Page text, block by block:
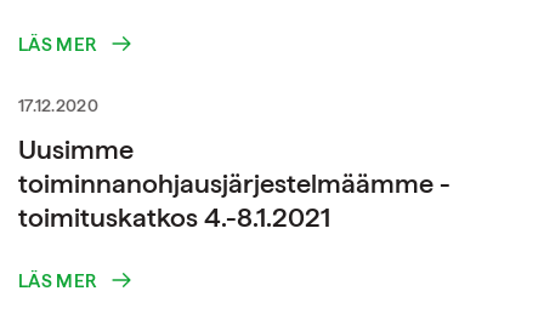
LÄS MER
17.12.2020
Uusimme
toiminnanohjausjärjestelmäämme -
toimituskatkos 4.-8.1.2021
LÄS MER